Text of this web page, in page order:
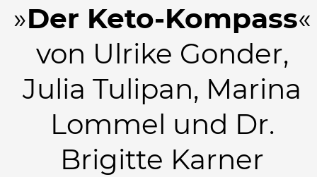
»Der Keto-Kompass«
von Ulrike Gonder,
Julia Tulipan, Marina
Lommel und Dr.
Brigitte Karner